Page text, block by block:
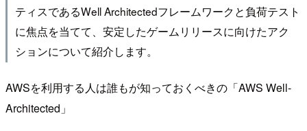
ティスであるWell Architectedフレームワークと負荷テスト
に焦点を当てて、安定したゲームリリースに向けたアク
ションについて紹介します。
AWSを利用する人は誰もが知っておくべきの「AWS Well-
Architected」